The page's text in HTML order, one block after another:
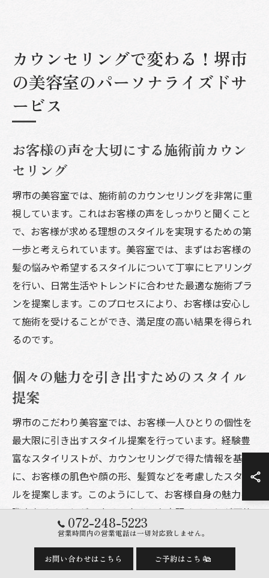
カウンセリングで変わる！堺市
の美容室のパーソナライズドサ
ービス
お客様の声を大切にする施術前カウン
セリング
堺市の美容室では、施術前のカウンセリングを非常に重
視しています。これはお客様の声をしっかりと聞くこと
で、お客様が求める理想のスタイルを実現するための第
一歩と考えられています。美容室では、まずはお客様の
髪の悩みや希望するスタイルについて丁寧にヒアリング
を行い、日常生活やトレンドに合わせた最適な施術プラ
ンを提案します。このプロセスにより、お客様は安心し
て施術を受けることができ、満足度の高い結果を得られ
るのです。
個々の魅力を引き出すためのスタイル
提案
堺市のこだわり美容室では、お客様一人ひとりの個性を
最大限に引き出すスタイル提案を行っています。経験豊
富なスタイリストが、カウンセリングで得た情報を基
に、お客様の肌色や顔の形、髪質などを考慮したスタイ
ルを提案します。このようにして、お客様自身の魅力を
際立たせることができるスタイルを実現することが可能
です。さらに、美容室は最新のトレンドを取り入れるだ
けでなく、お客様に似合うスタイルを創造することに力
を入れています。
072-248-5223
営業時間内の営業電話は一切対応致しません。
お問い合わせはこちら ご予約はこちら